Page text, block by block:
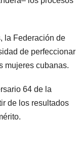
la Federación de
de perfeccionar
mujeres cubanas.
64 de la
de los resultados